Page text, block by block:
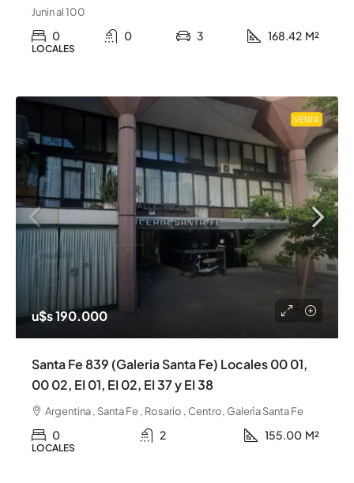
Junin al 100
0 0 3 168.42 M²
LOCALES
VENTA
u$s 190.000
Santa Fe 839 (Galeria Santa Fe) Locales 00 01,
00 02, EI 01, EI 02, EI 37 y EI 38
Argentina , Santa Fe , Rosario , Centro, Galerìa Santa Fe
0 2 155.00 M²
LOCALES